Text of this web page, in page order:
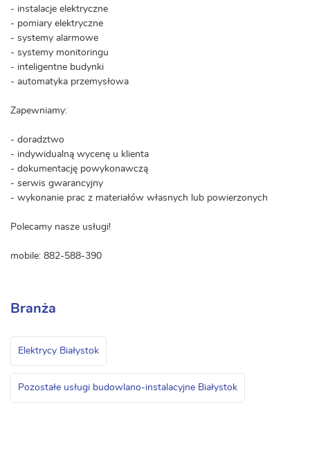
- instalacje elektryczne
- pomiary elektryczne
- systemy alarmowe
- systemy monitoringu
- inteligentne budynki
- automatyka przemysłowa
Zapewniamy:
- doradztwo
- indywidualną wycenę u klienta
- dokumentację powykonawczą
- serwis gwarancyjny
- wykonanie prac z materiałów własnych lub powierzonych
Polecamy nasze usługi!
mobile: 882-588-390
Branża
Elektrycy Białystok
Pozostałe usługi budowlano-instalacyjne Białystok